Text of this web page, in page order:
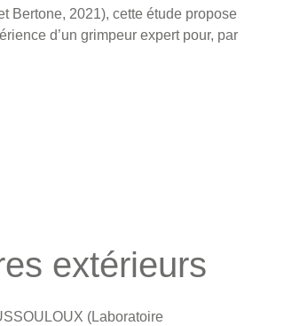
Bertone, 2021), cette étude propose
d’un grimpeur expert pour, par
extérieurs
(Laboratoire